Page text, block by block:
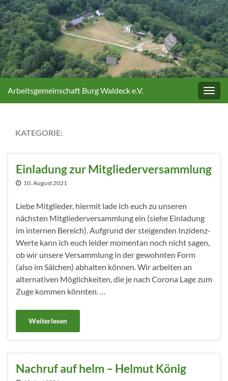
Arbeitsgemeinschaft Burg Waldeck e.V.
KATEGORIE:
Einladung zur Mitgliederversammlung
10. August 2021
Liebe Mitglieder, hiermit lade ich euch zu unseren
nächsten Mitgliederversammlung ein (siehe Einladung
im internen Bereich). Aufgrund der steigenden Inzidenz-
Werte kann ich euch leider momentan noch nicht sagen,
ob wir unsere Versammlung in der gewohnten Form
(also im Sälchen) abhalten können. Wir arbeiten an
alternativen Möglichkeiten, die je nach Corona Lage zum
Zuge kommen könnten. …
Weiterlesen
Nachruf auf helm – Helmut König